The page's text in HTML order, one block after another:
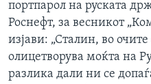
портпарол на руската
Роснефт, за весникот
изјави: „Сталин, во очите
олицетворува моќта на
разлика дали ни се